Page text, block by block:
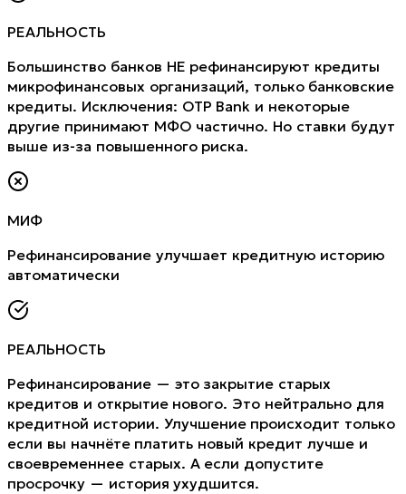
РЕАЛЬНОСТЬ
Большинство банков НЕ рефинансируют кредиты
микрофинансовых организаций, только банковские
кредиты. Исключения: OTP Bank и некоторые
другие принимают МФО частично. Но ставки будут
выше из-за повышенного риска.
МИФ
Рефинансирование улучшает кредитную историю
автоматически
РЕАЛЬНОСТЬ
Рефинансирование — это закрытие старых
кредитов и открытие нового. Это нейтрально для
кредитной истории. Улучшение происходит только
если вы начнёте платить новый кредит лучше и
своевременнее старых. А если допустите
просрочку — история ухудшится.